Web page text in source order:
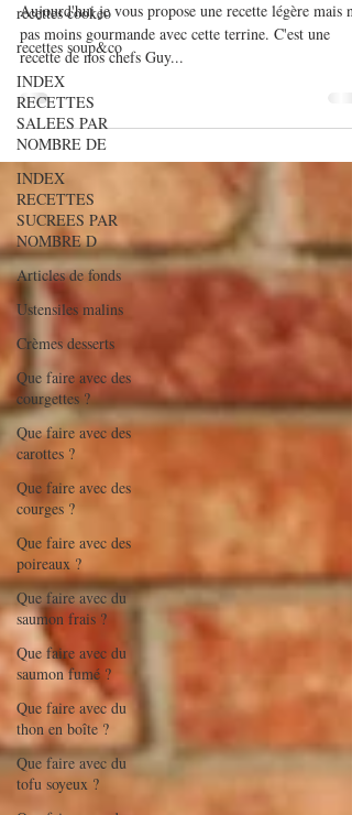
recettes cookeo
recettes soup&co
INDEX
RECETTES
SALEES PAR
NOMBRE DE
INDEX
RECETTES
SUCREES PAR
NOMBRE D
Articles de fonds
Ustensiles malins
Crèmes desserts
Que faire avec des
courgettes ?
Que faire avec des
carottes ?
Que faire avec des
courges ?
Que faire avec des
poireaux ?
Que faire avec du
saumon frais ?
Que faire avec du
saumon fumé ?
Que faire avec du
thon en boîte ?
Que faire avec du
tofu soyeux ?
crevettes
Aujourd'hui je vous propose une recette légère mais
pas moins gourmande avec cette terrine. C'est une
recette de nos chefs Guy...